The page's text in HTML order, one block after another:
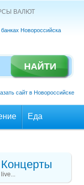
ВАЛЮТ
Новороссийска
сайт в Новороссийске
Еда
Концерты
live...